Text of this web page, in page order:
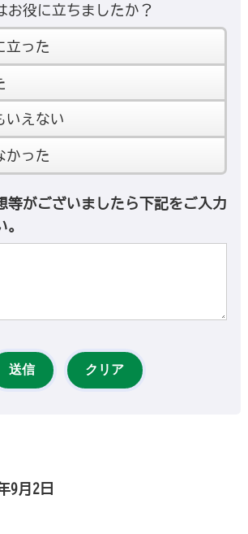
お役に立ちましたか？
立った
いえない
かった
等がございましたら下記をご入力
9月2日